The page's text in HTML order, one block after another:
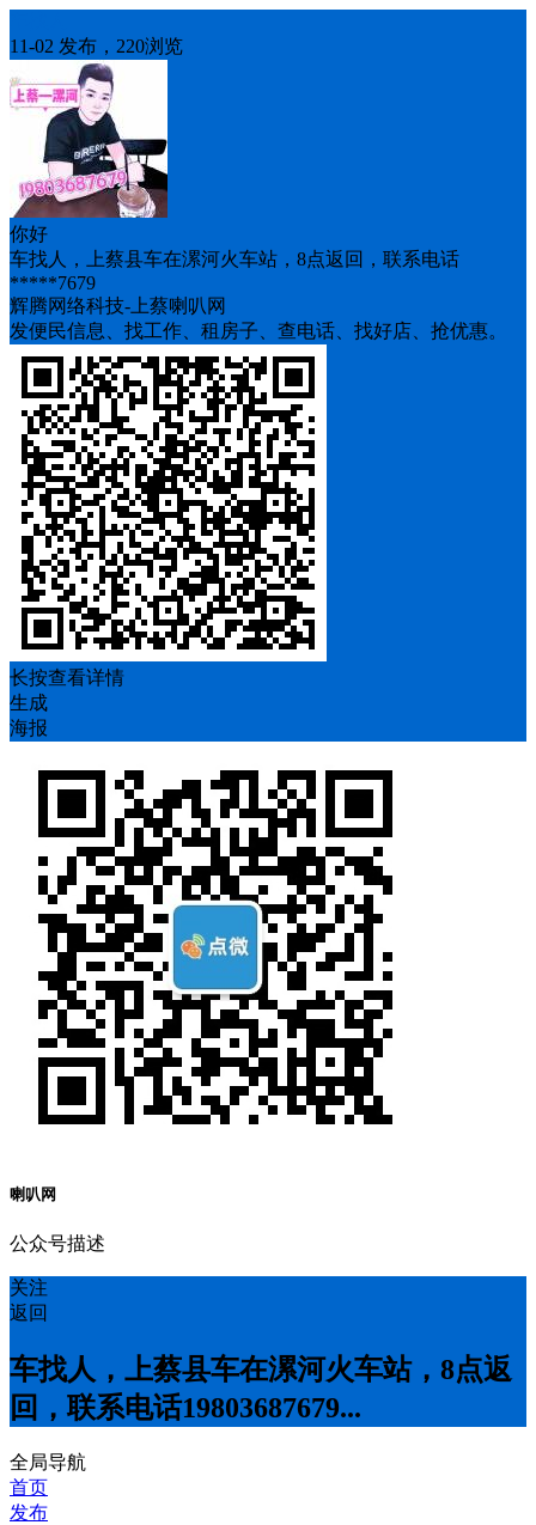
11-02 发布，220浏览
你好
车找人，上蔡县车在漯河火车站，8点返回，联系电话
*****7679
辉腾网络科技-上蔡喇叭网
发便民信息、找工作、租房子、查电话、找好店、抢优惠。
长按查看详情
生成
海报
喇叭网
公众号描述
关注
返回
车找人，上蔡县车在漯河火车站，8点返
回，联系电话19803687679...
全局导航
首页
发布